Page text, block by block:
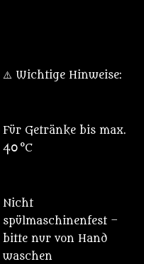
⚠️ Wichtige Hinweise:
Für Getränke bis max.
40 °C
Nicht
spülmaschinenfest –
bitte nur von Hand
waschen